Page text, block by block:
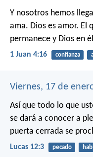
Y nosotros hemos
ama. Dios es amor. El
permanece y Dios en
1 Juan 4:16 confianza
Viernes, 17 de
Así que todo lo que
se dará a conocer a
puerta cerrada se
Lucas 12:3 pecado